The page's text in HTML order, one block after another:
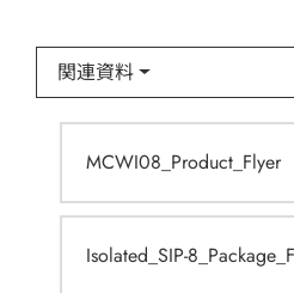
関連資料
MCWI08_Product_Flyer
Isolated_SIP-